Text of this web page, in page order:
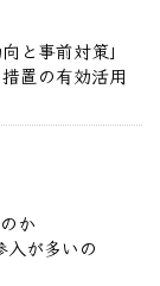
と事前対策」
置の有効活用
か
入が多いの